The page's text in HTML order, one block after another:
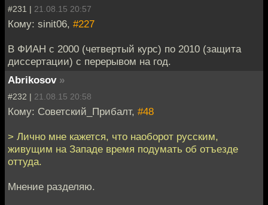
#231 | 21.08.15 20:57
Кому: sinit06, #227
В ФИАН с 2000 (четвертый курс) по 2010 (защита
диссертации) с перерывом на год.
Abrikosov »
#232 | 21.08.15 20:58
Кому: Советский_Прибалт, #48
> Лично мне кажется, что наоборот русским,
живущим на Западе время подумать об отъезде
оттуда.
Мнение разделяю.